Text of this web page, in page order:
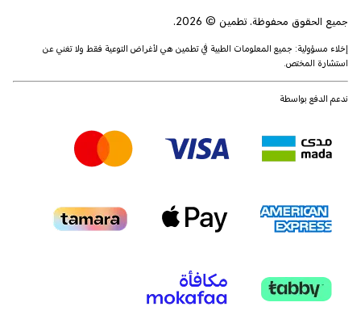
جميع الحقوق محفوظة. تطمين © 2026.
إخلاء مسؤولية: جميع المعلومات الطبية في تطمين هي لأغراض التوعية فقط ولا تغني عن
استشارة المختص.
ندعم الدفع بواسطة